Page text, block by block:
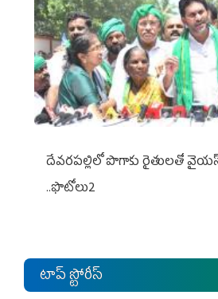
దేవరపల్లిలో పొగాకు రైతులతో
..ఫొటోలు2
టాప్ స్టోరీస్